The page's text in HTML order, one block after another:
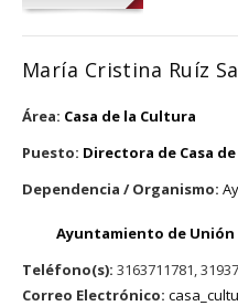
María Cristina Ruíz
Área: Casa de la Cultura
Puesto: Directora de Casa
Dependencia / Organismo:
Ayuntamiento de Unión
Teléfono(s): 3163711781,
Correo Electrónico: